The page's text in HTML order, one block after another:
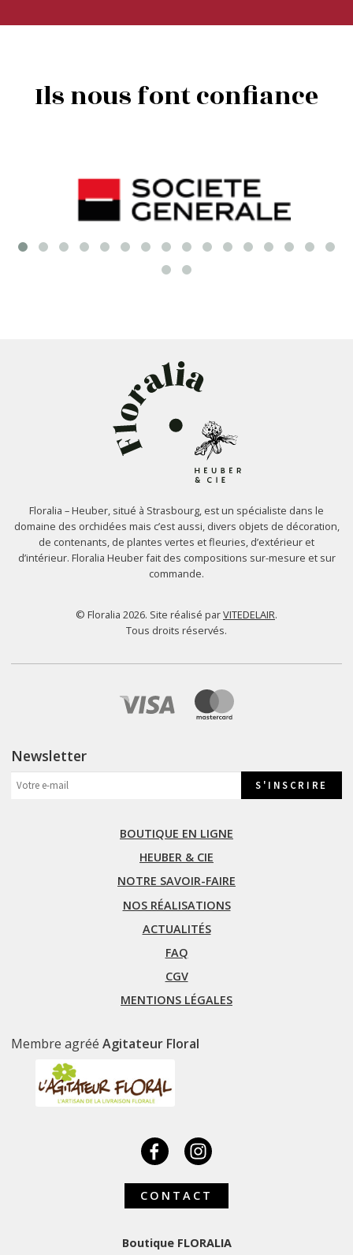
Ils nous font confiance
Floralia – Heuber, situé à Strasbourg, est un spécialiste dans le
domaine des orchidées mais c’est aussi, divers objets de décoration,
de contenants, de plantes vertes et fleuries, d’extérieur et
d’intérieur. Floralia Heuber fait des compositions sur-mesure et sur
commande.
© Floralia 2026. Site réalisé parVITEDELAIR.
Tous droits réservés.
Newsletter
BOUTIQUE EN LIGNE
HEUBER & CIE
NOTRE SAVOIR-FAIRE
NOS RÉALISATIONS
ACTUALITÉS
FAQ
CGV
MENTIONS LÉGALES
Membre agrééAgitateur Floral
CONTACT
Boutique FLORALIA